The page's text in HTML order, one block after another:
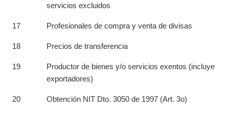
servicios excluidos
17 Profesionales de compra y venta de divisas
18 Precios de transferencia
19
Productor de bienes y/o servicios exentos (incluye
exportadores)
20 Obtención NIT Dto. 3050 de 1997 (Art. 3o)